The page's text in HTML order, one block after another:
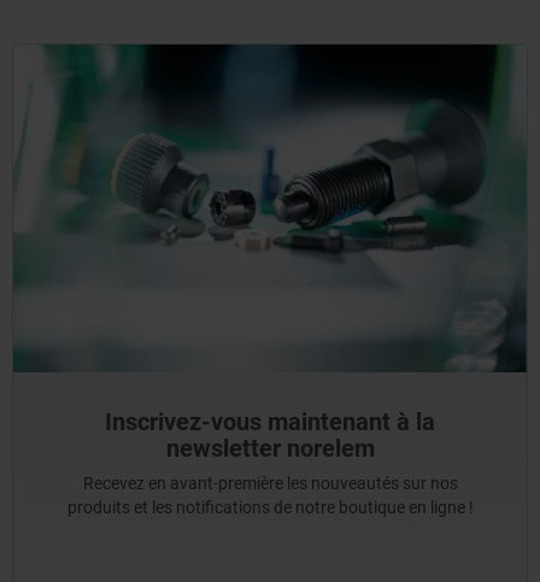
Inscrivez-vous maintenant à la
newsletter norelem
Recevez en avant-première les nouveautés sur nos
produits et les notifications de notre boutique en ligne !